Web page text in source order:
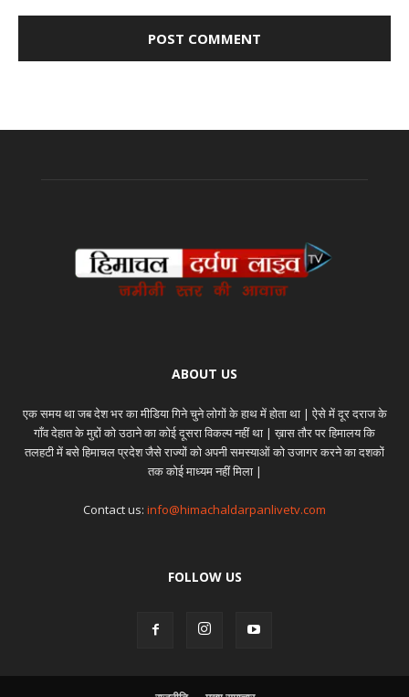
ABOUT US
एक समय था जब देश भर का मीडिया गिने चुने लोगों के हाथ में होता था | ऐसे में दूर दराज के
गाँव देहात के मुद्दों को उठाने का कोई दूसरा विकल्प नहीं था | ख़ास तौर पर हिमालय कि
तलहटी में बसे हिमाचल प्रदेश जैसे राज्यों को अपनी समस्याओं को उजागर करने का दशकों
तक कोई माध्यम नहीं मिला |
Contact us: info@himachaldarpanlivetv.com
FOLLOW US